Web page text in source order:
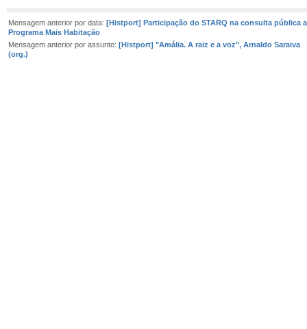
Mensagem anterior por data: [Histport] Participação do STARQ na consulta pública
Programa Mais Habitação
Mensagem anterior por assunto: [Histport] "Amália. A raiz e a voz", Arnaldo Saraiva
(org.)